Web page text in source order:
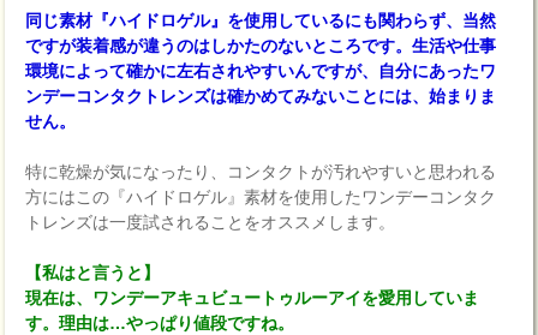
同じ素材『ハイドロゲル』を使用しているにも関わらず、当然
ですが装着感が違うのはしかたのないところです。生活や仕事
環境によって確かに左右されやすいんですが、自分にあったワ
ンデーコンタクトレンズは確かめてみないことには、始まりま
せん。
特に乾燥が気になったり、コンタクトが汚れやすいと思われる
方にはこの『ハイドロゲル』素材を使用したワンデーコンタク
トレンズは一度試されることをオススメします。
【私はと言うと】
現在は、ワンデーアキュビュートゥルーアイを愛用していま
す。理由は…やっぱり値段ですね。